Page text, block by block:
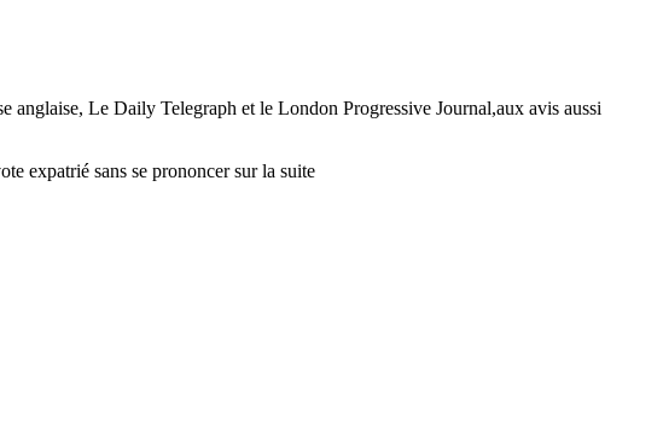
anglaise, Le Daily Telegraph et le London Progressive Journal,aux avis aussi
expatrié sans se prononcer sur la suite